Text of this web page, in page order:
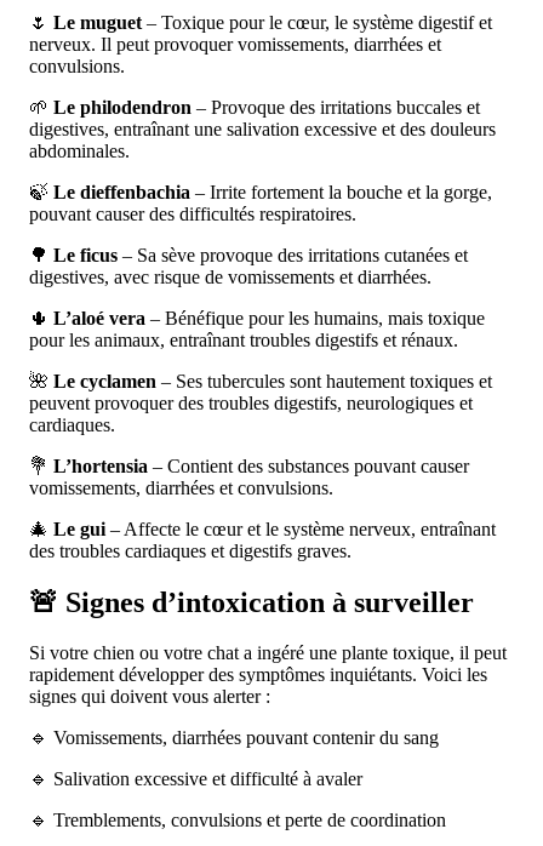
🌷 Le muguet – Toxique pour le cœur, le système digestif et
nerveux. Il peut provoquer vomissements, diarrhées et
convulsions.
🌱 Le philodendron – Provoque des irritations buccales et
digestives, entraînant une salivation excessive et des douleurs
abdominales.
🍃 Le dieffenbachia – Irrite fortement la bouche et la gorge,
pouvant causer des difficultés respiratoires.
🌳 Le ficus – Sa sève provoque des irritations cutanées et
digestives, avec risque de vomissements et diarrhées.
🌵 L’aloé vera – Bénéfique pour les humains, mais toxique
pour les animaux, entraînant troubles digestifs et rénaux.
🌺 Le cyclamen – Ses tubercules sont hautement toxiques et
peuvent provoquer des troubles digestifs, neurologiques et
cardiaques.
💐 L’hortensia – Contient des substances pouvant causer
vomissements, diarrhées et convulsions.
🎄 Le gui – Affecte le cœur et le système nerveux, entraînant
des troubles cardiaques et digestifs graves.
🚨 Signes d’intoxication à surveiller
Si votre chien ou votre chat a ingéré une plante toxique, il peut
rapidement développer des symptômes inquiétants. Voici les
signes qui doivent vous alerter :
🔹 Vomissements, diarrhées pouvant contenir du sang
🔹 Salivation excessive et difficulté à avaler
🔹 Tremblements, convulsions et perte de coordination